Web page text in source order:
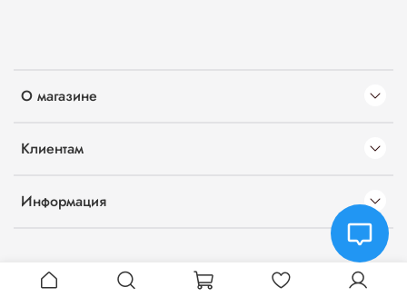
О магазине
Клиентам
Информация